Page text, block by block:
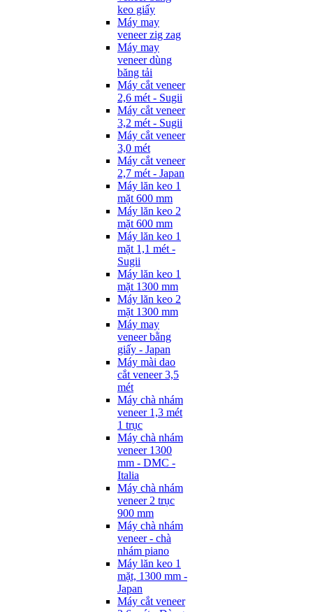
keo giấy
Máy may
veneer zig zag
Máy may
veneer dùng
băng tải
Máy cắt veneer
2,6 mét - Sugii
Máy cắt veneer
3,2 mét - Sugii
Máy cắt veneer
3,0 mét
Máy cắt veneer
2,7 mét - Japan
Máy lăn keo 1
mặt 600 mm
Máy lăn keo 2
mặt 600 mm
Máy lăn keo 1
mặt 1,1 mét -
Sugii
Máy lăn keo 1
mặt 1300 mm
Máy lăn keo 2
mặt 1300 mm
Máy may
veneer bằng
giấy - Japan
Máy mài dao
cắt veneer 3,5
mét
Máy chà nhám
veneer 1,3 mét
1 trục
Máy chà nhám
veneer 1300
mm - DMC -
Italia
Máy chà nhám
veneer 2 trục
900 mm
Máy chà nhám
veneer - chà
nhám piano
Máy lăn keo 1
mặt, 1300 mm -
Japan
Máy cắt veneer